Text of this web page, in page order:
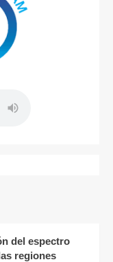
del espectro
regiones